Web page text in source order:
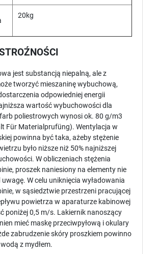
20kg
jest substancją niepalną, ale z
tworzyć mieszaninę wybuchową,
odpowiedniej energii
wartość wybuchowości dla
poliestrowych wynosi ok. 80 g/m3
Für Materialprufüng). Wentylacja w
powinna być taka, ażeby stężenie
było niższe niż 50% najniższej
W obliczeniach stężenia
proszek naniesiony na elementy nie
W celu uniknięcia wyładowania
w sąsiedztwie przestrzeni pracującej
powietrza w aparaturze kabinowej
poniżej 0,5 m/s. Lakiernik nanoszący
mieć maskę przeciwpyłową i okulary
zabrudzenie skóry proszkiem powinno
z mydłem.